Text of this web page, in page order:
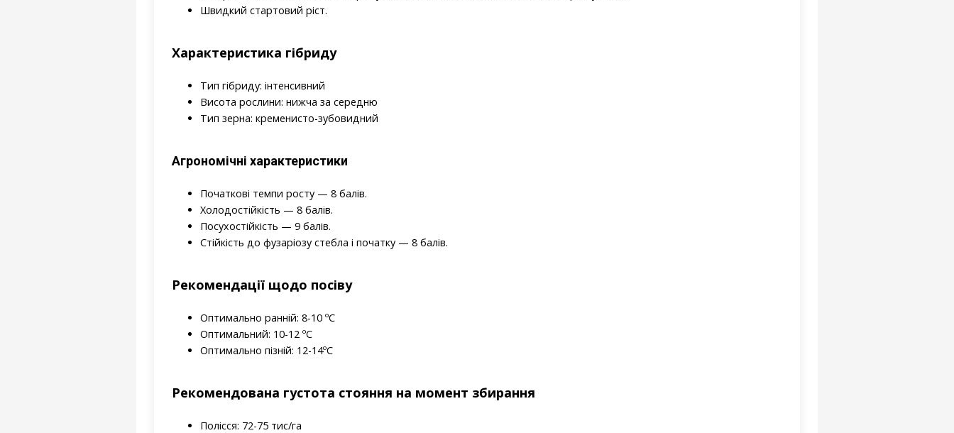
Швидкий стартовий ріст.
Характеристика гібриду
Тип гібриду: інтенсивний
Висота рослини: нижча за середню
Тип зерна: кременисто-зубовидний
Агрономічні характеристики
Початкові темпи росту — 8 балів.
Холодостійкість — 8 балів.
Посухостійкість — 9 балів.
Стійкість до фузаріозу стебла і початку — 8 балів.
Рекомендації щодо посіву
Оптимально ранній: 8-10 ºС
Оптимальний: 10-12 ºС
Оптимально пізній: 12-14ºС
Рекомендована густота стояння на момент збирання
Полісся: 72-75 тис/га